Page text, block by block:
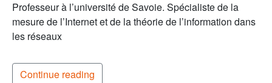
Professeur à l’université de Savoie. Spécialiste de la
mesure de l’Internet et de la théorie de l’information dans
les réseaux
Continue reading